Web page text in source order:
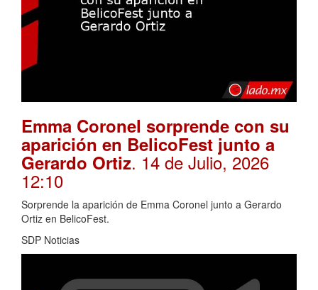
Emma Coronel sorprende con su
aparición en BelicoFest junto a
Gerardo Ortiz. 14 de Julio, 2026
12:10
Sorprende la aparición de Emma Coronel junto a Gerardo
Ortiz en BelicoFest.
SDP Noticias